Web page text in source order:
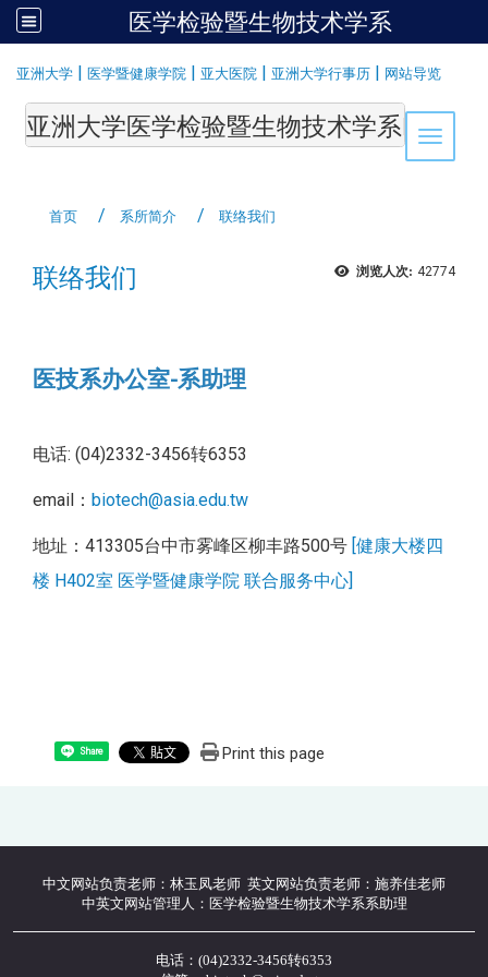
医学检验暨生物技术学系
亚洲大学 | 医学暨健康学院 | 亚大医院 | 亚洲大学行事历 | 网站导览
Toggle
亚洲大学医学检验暨生物技术学系
首页 系所简介 联络我们
浏览人次: 42774
联络我们
医技系办公室-系助理
电话: (04)2332-3456转6353
email： biotech@asia.edu.tw
地址：413305台中市雾峰区柳丰路500号 [健康大楼四
楼 H402室 医学暨健康学院 联合服务中心]
Share Print this page
中文网站负责老师：林玉凤老师 英文网站负责老师：施养佳老师
中英文网站管理人：医学检验暨生物技术学系系助理
电话：(04)2332-3456转6353